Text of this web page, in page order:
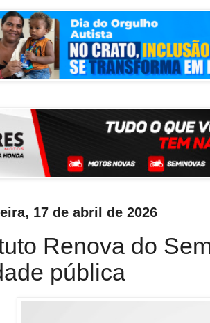
17 de abril de 2026
Renova do
pública